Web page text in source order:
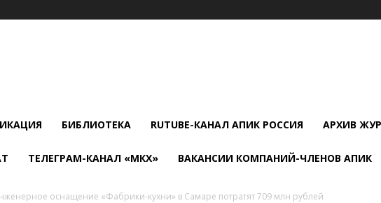
БИБЛИОТЕКА RUTUBE-КАНАЛ АПИК РОССИЯ АРХИВ
ТЕЛЕГРАМ-КАНАЛ «МКХ» ВАКАНСИИ КОМПАНИЙ-ЧЛЕНОВ АПИК
оснащение «Фабрики-кухни» в Самаре потратят 709 млн рублей